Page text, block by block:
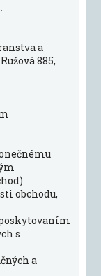
a
885,
obchodu,
s
a